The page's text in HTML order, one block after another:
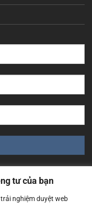
tư của bạn
nghiệm duyệt web